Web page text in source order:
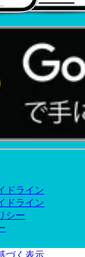
ドライン
ドライン
シー
づく表示